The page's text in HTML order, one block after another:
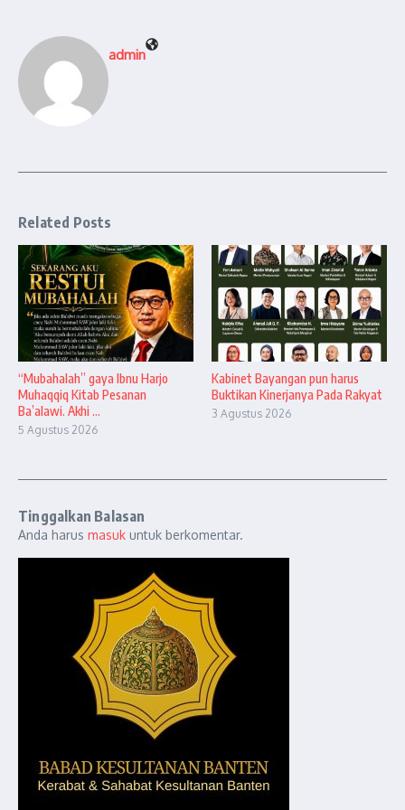
admin
Related Posts
“Mubahalah” gaya Ibnu Harjo
Muhaqqiq Kitab Pesanan
Ba’alawi. Akhi ...
5 Agustus 2026
Kabinet Bayangan pun harus
Buktikan Kinerjanya Pada Rakyat
3 Agustus 2026
Tinggalkan Balasan
Anda harus masuk untuk berkomentar.